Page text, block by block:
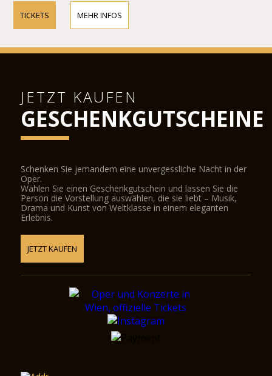
TICKETS MEHR INFOS
JETZT KAUFEN
GESCHENKGUTSCHEINE
Schenken Sie jemandem eine unvergessliche Nacht in der
Oper.
Wählen Sie einen Geschenkgutschein und lassen Sie die
Person die Vorstellung auswählen, die sie liebt – Musik,
Drama und Kunst von Weltklasse in einem eleganten
Erlebnis.
JETZT KAUFEN